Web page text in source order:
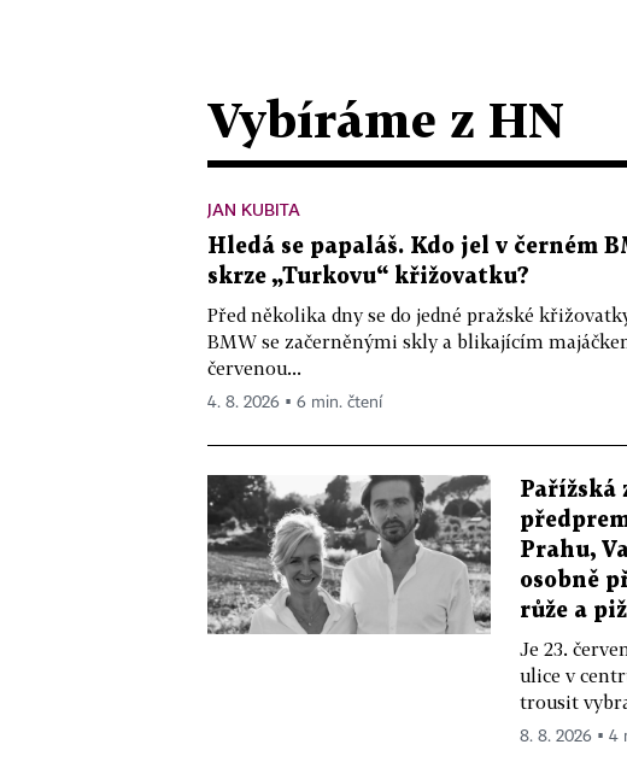
Vybíráme z HN
JAN KUBITA
Hledá se papaláš. Kdo jel v černém
skrze „Turkovu“ křižovatku?
Před několika dny se do jedné pražské
BMW se začerněnými skly a blikajícím
červenou...
4. 8. 2026 ▪ 6 min. čtení
Pařížská
Prahu,
osobně
růže a
Je 23.
ulice v
trousit
8. 8. 2026 ▪ 4